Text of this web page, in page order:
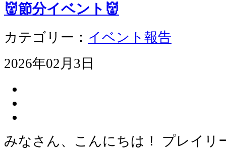
👹節分イベント👹
カテゴリー： イベント報告
2026年02月3日
みなさん、こんにちは！ プレイリ